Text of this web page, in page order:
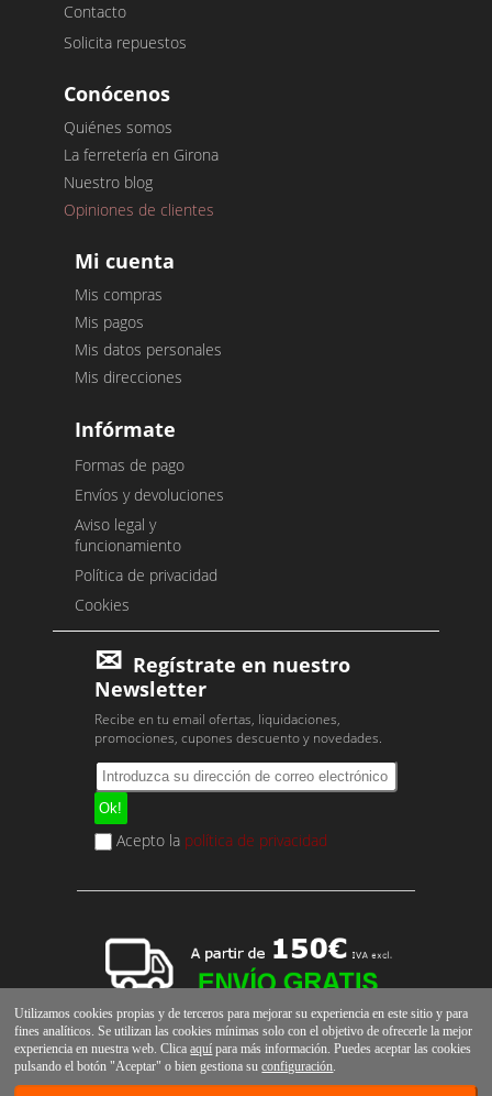
Contacto
Solicita repuestos
Conócenos
Quiénes somos
La ferretería en Girona
Nuestro blog
Opiniones de clientes
Mi cuenta
Mis compras
Mis pagos
Mis datos personales
Mis direcciones
Infórmate
Formas de pago
Envíos y devoluciones
Aviso legal y
funcionamiento
Política de privacidad
Cookies
Regístrate en nuestro
Newsletter
Recibe en tu email ofertas, liquidaciones,
promociones, cupones descuento y novedades.
Acepto la política de privacidad
Utilizamos cookies propias y de terceros para mejorar su experiencia en este sitio y para
fines analíticos. Se utilizan las cookies mínimas solo con el objetivo de ofrecerle la mejor
experiencia en nuestra web. Clicaaquí para más información. Puedes aceptar las cookies
pulsando el botón "Aceptar" o bien gestiona suconfiguración.